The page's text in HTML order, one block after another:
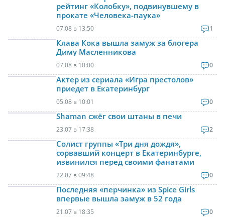
рейтинг «Колобку», подвинувшему в
прокате «Человека-паука»
07.08 в 13:50 1
Клава Кока вышла замуж за блогера
Диму Масленникова
07.08 в 10:00 0
Актер из сериала «Игра престолов»
приедет в Екатеринбург
05.08 в 10:01 0
Shaman сжёг свои штаны в печи
23.07 в 17:38 2
Солист группы «Три дня дождя»,
сорвавший концерт в Екатеринбурге,
извинился перед своими фанатами
22.07 в 09:48 0
Последняя «перчинка» из Spice Girls
впервые вышла замуж в 52 года
21.07 в 18:35 0